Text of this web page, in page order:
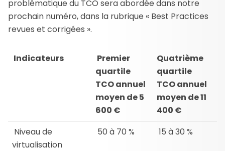
problématique du TCO sera abordée dans notre
prochain numéro, dans la rubrique « Best Practices
revues et corrigées ».
Indicateurs
Premier
quartile
TCO annuel
moyen de 5
600 €
Quatrième
quartile
TCO annuel
moyen de 11
400 €
Niveau de
virtualisation
50 à 70 % 15 à 30 %